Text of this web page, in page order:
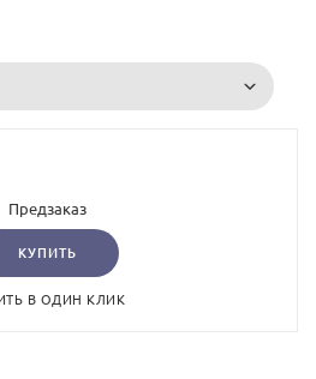
Предзаказ
КУПИТЬ
В ОДИН КЛИК